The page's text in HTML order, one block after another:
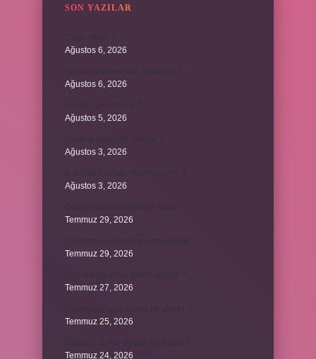
SON YAZILAR
Ağustos 6, 2026
Ağustos 6, 2026
Ağustos 5, 2026
Ağustos 3, 2026
Ağustos 3, 2026
Temmuz 29, 2026
Temmuz 29, 2026
Temmuz 27, 2026
Temmuz 25, 2026
Temmuz 24, 2026